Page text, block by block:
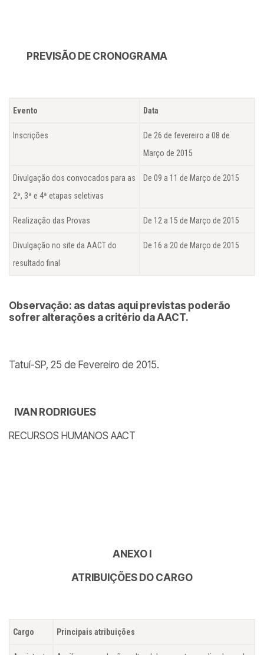
PREVISÃO DE CRONOGRAMA
Evento Data
Inscrições
De 26 de fevereiro a 08 de
Março de 2015
Divulgação dos convocados para as
2ª, 3ª e 4ª etapas seletivas
De 09 a 11 de Março de 2015
Realização das Provas De 12 a 15 de Março de 2015
Divulgação no site da AACT do
resultado final
De 16 a 20 de Março de 2015
Observação: as datas aqui previstas poderão
sofrer alterações a critério da AACT.
Tatuí-SP, 25 de Fevereiro de 2015.
IVAN RODRIGUES
RECURSOS HUMANOS AACT
ANEXO I
ATRIBUIÇÕES DO CARGO
Cargo Principais atribuições